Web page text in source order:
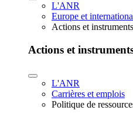
L'ANR
Europe et
Actions et
Actions et
L'ANR
Carrières et emplois
Politique de